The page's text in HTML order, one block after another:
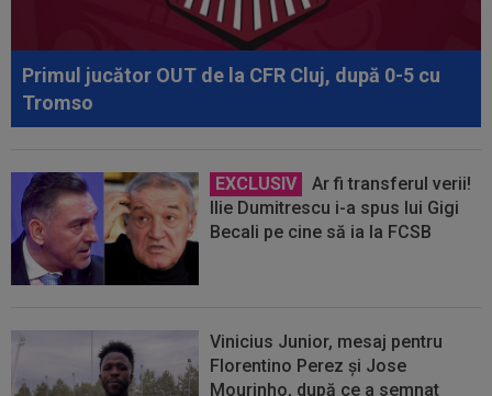
Primul jucător OUT de la CFR Cluj, după 0-5 cu
Tromso
EXCLUSIV
Ar fi transferul verii!
Ilie Dumitrescu i-a spus lui Gigi
Becali pe cine să ia la FCSB
Vinicius Junior, mesaj pentru
Florentino Perez și Jose
Mourinho, după ce a semnat